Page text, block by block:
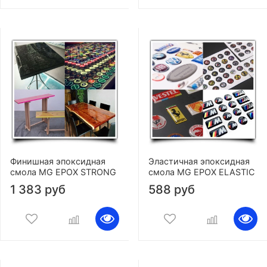
Финишная эпоксидная
смола MG EPOX STRONG
1 383 руб
Эластичная эпоксидная
смола MG EPOX ELASTIC
588 руб